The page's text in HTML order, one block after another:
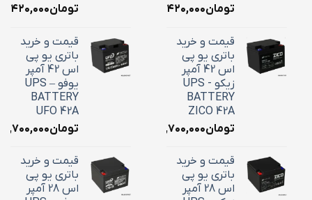
تومان۲۴,۴۲۰,۰۰۰
قیمت و خرید
باتری یو پی
اس 42 آمپر
زیکو - UPS
BATTERY
ZICO 42A
تومان۱۸,۷۰۰,۰۰۰
قیمت و خرید
باتری یو پی
اس 28 آمپر
تومان
قیمت و خرید
باتری یو پی
اس 42 آمپر
یوفو – UPS
BATTERY
UFO 42A
تومان
قیمت و خرید
باتری یو پی
اس 28 آمپر